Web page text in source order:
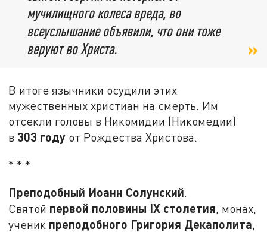
мучилищного колеса вреда, во
всеуслышание объявили, что они тоже
веруют во Христа.
В итоге язычники осудили этих
мужественных христиан на смерть. Им
отсекли головы в Никомидии (Никомедии)
в 303 году от Рождества Христова.
* * *
Преподобный Иоанн Солунский
Святой первой половины IX столетия , монах,
ученик преподобного Григория Декаполита